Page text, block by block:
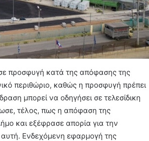
προσφυγή κατά της απόφασης της
περιθώριο, καθώς η προσφυγή πρέπει
μπορεί να οδηγήσει σε τελεσίδικη
τέλος, πως η απόφαση της
και εξέφρασε απορία για την
Ενδεχόμενη εφαρμογή της